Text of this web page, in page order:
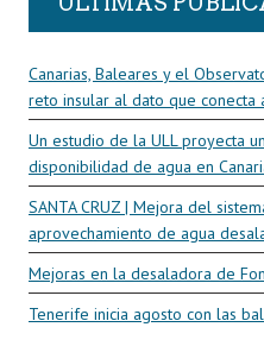
Canarias, Baleares y el
reto insular al dato que conecta
Un estudio de la ULL proyecta
disponibilidad de agua en
SANTA CRUZ | Mejora del
aprovechamiento de agua
Mejoras en la desaladora de
Tenerife inicia agosto con las